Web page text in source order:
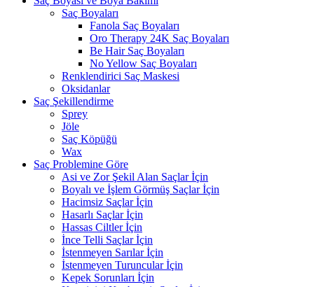
Saç Boyaları
Fanola Saç Boyaları
Oro Therapy 24K Saç Boyaları
Be Hair Saç Boyaları
No Yellow Saç Boyaları
Renklendirici Saç Maskesi
Oksidanlar
Saç Şekillendirme
Sprey
Jöle
Saç Köpüğü
Wax
Saç Problemine Göre
Asi ve Zor Şekil Alan Saçlar İçin
Boyalı ve İşlem Görmüş Saçlar İçin
Hacimsiz Saçlar İçin
Hasarlı Saçlar İçin
Hassas Ciltler İçin
İnce Telli Saçlar İçin
İstenmeyen Sarılar İçin
İstenmeyen Turuncular İçin
Kepek Sorunları İçin